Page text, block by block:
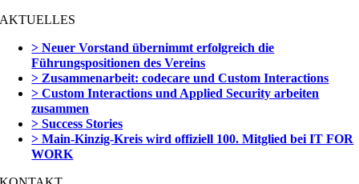
AKTUELLES
> Neuer Vorstand übernimmt erfolgreich die
Führungspositionen des Vereins
> Zusammenarbeit: codecare und Custom Interactions
> Custom Interactions und Applied Security arbeiten
zusammen
> Success Stories
> Main-Kinzig-Kreis wird offiziell 100. Mitglied bei IT FOR
WORK